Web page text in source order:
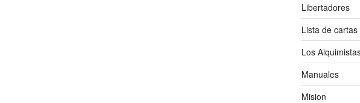
Libertadores
Lista de cartas
Los
Manuales
Mision